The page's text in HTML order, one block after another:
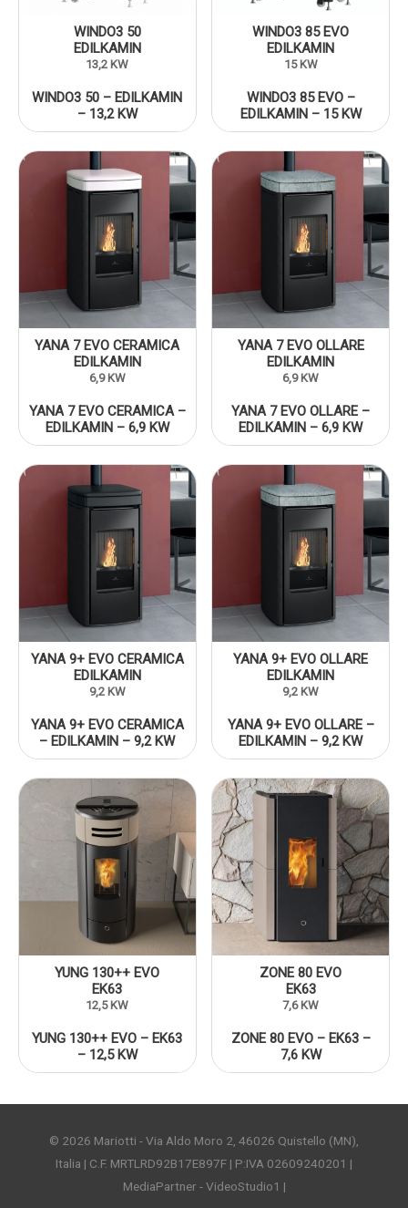
WINDO3 50
EDILKAMIN
13,2 KW
WINDO3 50 – EDILKAMIN
– 13,2 KW
WINDO3 85 EVO
EDILKAMIN
15 KW
WINDO3 85 EVO –
EDILKAMIN – 15 KW
YANA 7 EVO CERAMICA
EDILKAMIN
6,9 KW
YANA 7 EVO CERAMICA –
EDILKAMIN – 6,9 KW
YANA 7 EVO OLLARE
EDILKAMIN
6,9 KW
YANA 7 EVO OLLARE –
EDILKAMIN – 6,9 KW
YANA 9+ EVO CERAMICA
EDILKAMIN
9,2 KW
YANA 9+ EVO CERAMICA
– EDILKAMIN – 9,2 KW
YANA 9+ EVO OLLARE
EDILKAMIN
9,2 KW
YANA 9+ EVO OLLARE –
EDILKAMIN – 9,2 KW
YUNG 130++ EVO
EK63
12,5 KW
YUNG 130++ EVO – EK63
– 12,5 KW
ZONE 80 EVO
EK63
7,6 KW
ZONE 80 EVO – EK63 –
7,6 KW
© 2026 Mariotti - Via Aldo Moro 2, 46026 Quistello (MN),
Italia | C.F. MRTLRD92B17E897F | P:IVA 02609240201 |
MediaPartner - VideoStudio1 |